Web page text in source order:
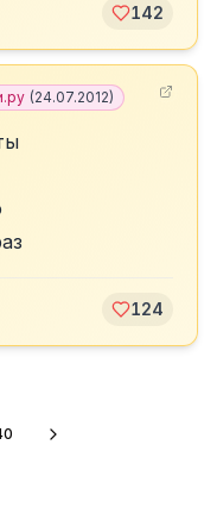
142
(24.07.2012)
124
pages